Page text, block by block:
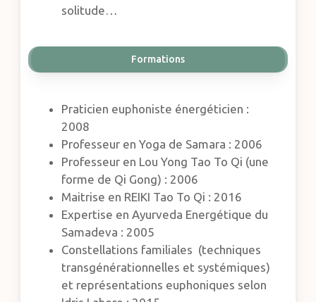
solitude…
Formations
Praticien euphoniste énergéticien :
2008
Professeur en Yoga de Samara : 2006
Professeur en Lou Yong Tao To Qi (une
forme de Qi Gong) : 2006
Maitrise en REIKI Tao To Qi : 2016
Expertise en Ayurveda Energétique du
Samadeva : 2005
Constellations familiales (techniques
transgénérationnelles et systémiques)
et représentations euphoniques selon